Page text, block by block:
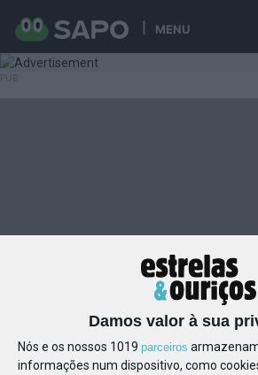
MENU
Damos valor à sua
Nós e os nossos 1019 parceiros
informações num dispositivo, como